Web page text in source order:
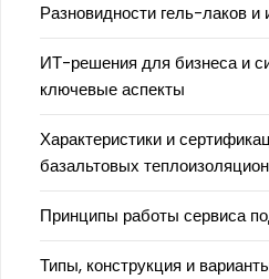
Разновидности гель-лаков
ИТ-решения для бизнеса и
ключевые аспекты
Характеристики и
базальтовых
Принципы работы сервиса
Типы, конструкция и